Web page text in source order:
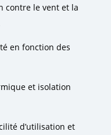
contre le vent et la
en fonction des
et isolation
d’utilisation et